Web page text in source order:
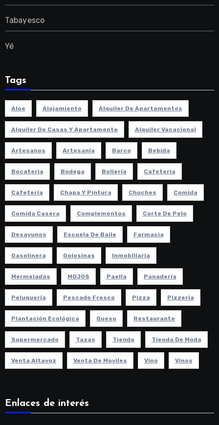
Tabayesco
Yé
Tags
Aloe Alojamiento Alquiler De Apartamentos
Alquiler De Casas Y Apartamento Alquiler Vacacional
Artesanos Artesanía Barco Bebida
Bocateria Bodega Bollería Cafeteria
Cafetería Chapa Y Pintura Chuches Comida
Comida Casera Complementos Corte De Pelo
Desayunos Escuela De Baile Farmacia
Gasolinera Golosinas Inmobiliaria
Mermeladas MOJOS Paella Panadería
Peluquería Pescado Fresco Pizza Pizzeria
Plantación Ecológica Queso Restaurante
Supermercado Tazas Tienda Tienda De Moda
Venta Altavoz Venta De Moviles Vino Vinos
Enlaces de interés